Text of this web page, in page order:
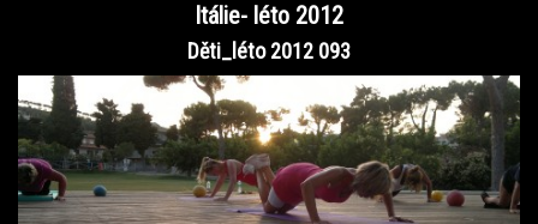
ROZVRH CVIČENÍ
KALENDÁŘ AKCÍ
Itálie- léto 2012
Děti_léto 2012 093